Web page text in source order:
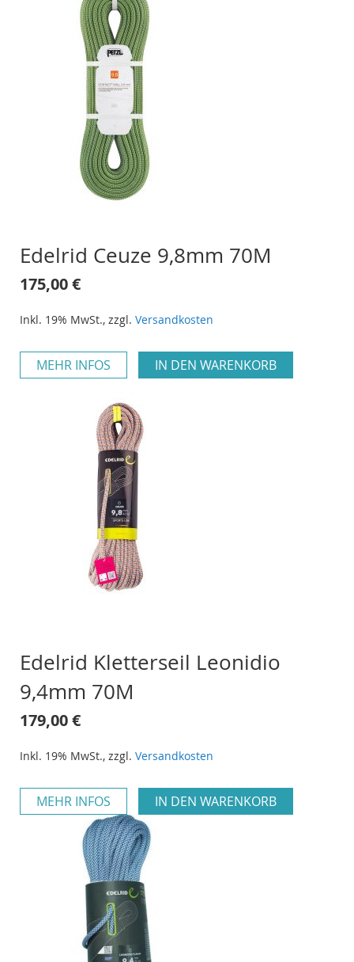
Edelrid Ceuze 9,8mm 70M
175,00 €
Inkl. 19% MwSt., zzgl. Versandkosten
MEHR INFOS IN DEN WARENKORB
Edelrid Kletterseil Leonidio
9,4mm 70M
179,00 €
Inkl. 19% MwSt., zzgl. Versandkosten
MEHR INFOS IN DEN WARENKORB